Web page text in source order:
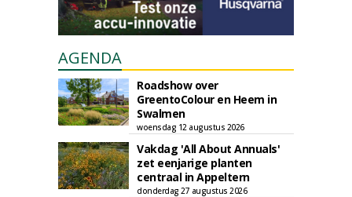
AGENDA
Roadshow over
GreentoColour en Heem in
Swalmen
woensdag 12 augustus 2026
Vakdag 'All About Annuals'
zet eenjarige planten
centraal in Appeltern
donderdag 27 augustus 2026